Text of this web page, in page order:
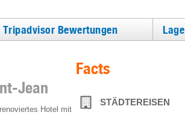
Tripadvisor Bewertungen Lage
Jean
Hotel mit
Facts
STÄDTEREISEN